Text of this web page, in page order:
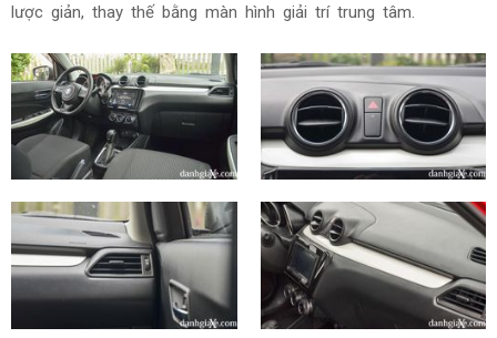
lược giản, thay thế bằng màn hình giải trí trung tâm.